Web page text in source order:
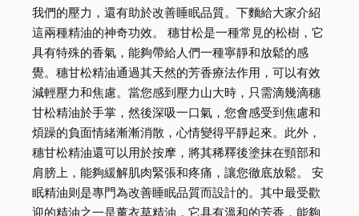
我們的壓力，還有助於改善睡眠品質。下麵給大家介紹
這兩種精油的神奇功效。 穗甘松是一種常見的松樹，它
具有特殊的香氣，能夠帶給人們一種寧靜和放鬆的感
覺。穗甘松精油通過其天然的芳香療法作用，可以有效
減輕壓力和焦慮。當您感到壓力山大時，只需滴幾滴穗
甘松精油於手掌，然後深吸一口氣，您會感受到焦慮和
煩躁的負面情緒漸漸消散，心情變得平靜起來。此外，
穗甘松精油還可以用於按摩，將其稀釋後塗抹在頸部和
肩膀上，能夠緩解肌肉緊張和疼痛，讓您徹底放鬆。 安
眠精油则是專門為改善睡眠品質而設計的。其中最受歡
迎的精油之一是薰衣草精油，它具有溫和的芳香，能夠